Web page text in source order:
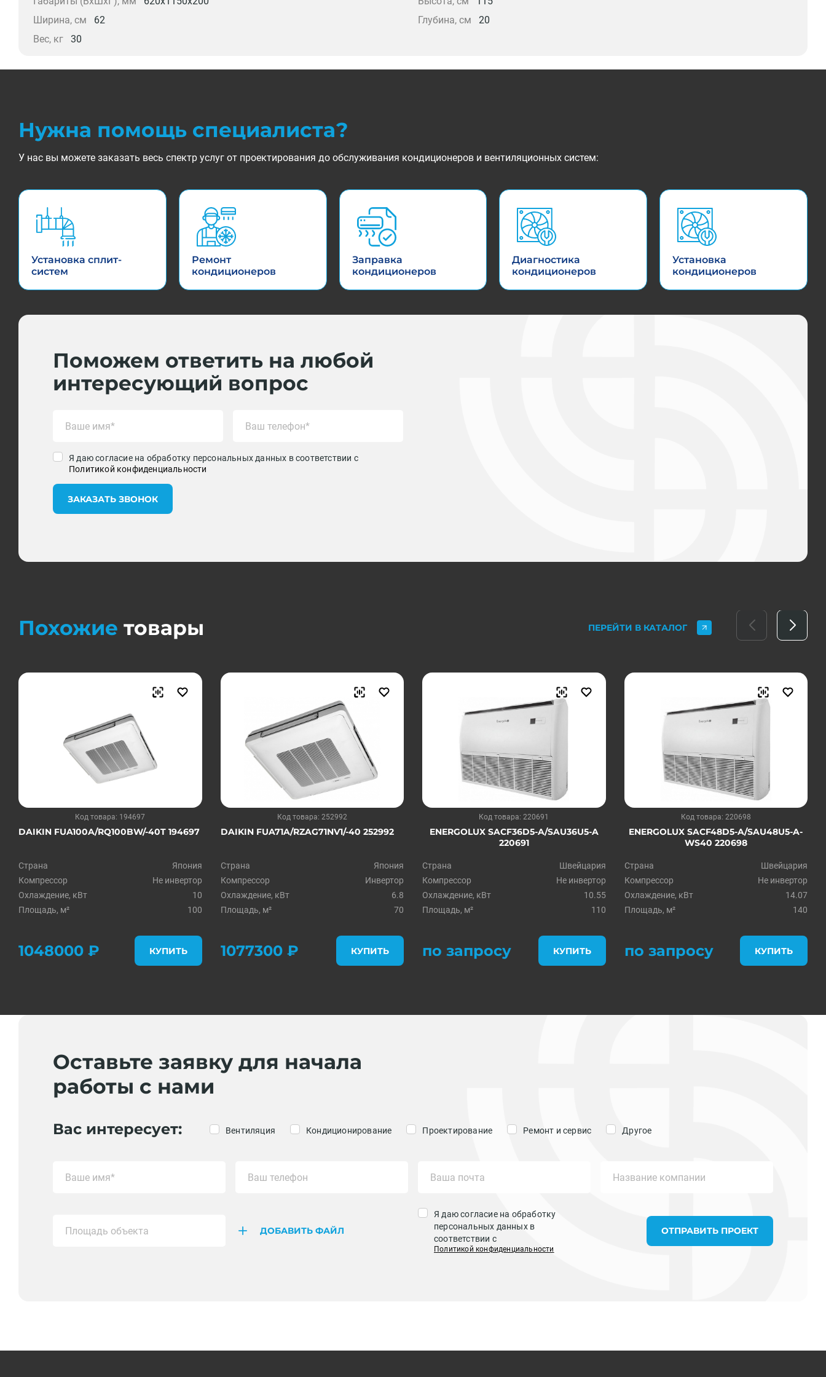
Ширина, см
62 Глубина, см
20
Вес, кг
30
Нужна помощь специалиста?
У нас вы можете заказать весь спектр услуг от проектирования до обслуживания кондиционеров и вентиляционных систем:
Установка сплит-
систем
Ремонт
кондиционеров
Заправка
кондиционеров
Диагностика
кондиционеров
Установка
кондиционеров
Поможем ответить на любой
интересующий вопрос
Я даю согласие на обработку персональных данных в соответствии с
Политикой конфиденциальности
ЗАКАЗАТЬ ЗВОНОК
Похожие товары ПЕРЕЙТИ В КАТАЛОГ
Код товара: 194697
DAIKIN FUA100A/RQ100BW/-40T 194697
Страна
Япония
Компрессор
Не инвертор
Охлаждение, кВт
10
Площадь, м²
100
1048000 ₽ КУПИТЬ
Код товара: 252992
DAIKIN FUA71A/RZAG71NV1/-40 252992
Страна
Япония
Компрессор
Инвертор
Охлаждение, кВт
6.8
Площадь, м²
70
1077300 ₽ КУПИТЬ
Код товара: 220691
ENERGOLUX SACF36D5-A/SAU36U5-A
220691
Страна
Швейцария
Компрессор
Не инвертор
Охлаждение, кВт
10.55
Площадь, м²
110
по запросу КУПИТЬ
Код товара: 220698
ENERGOLUX SACF48D5-A/SAU48U5-A-
WS40 220698
Страна
Швейцария
Компрессор
Не инвертор
Охлаждение, кВт
14.07
Площадь, м²
140
по запросу КУПИТЬ
Оставьте заявку для начала
работы с нами
Вас интересует: Вентиляция Кондиционирование Проектирование Ремонт и сервис Другое
ДОБАВИТЬ ФАЙЛ
Я даю согласие на обработку
персональных данных в
соответствии с
Политикой конфиденциальности
ОТПРАВИТЬ ПРОЕКТ